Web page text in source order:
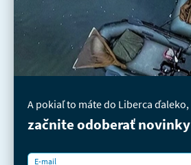
A pokiaľ to máte do Liberca ďaleko,
začnite odoberať novinky
E-mail